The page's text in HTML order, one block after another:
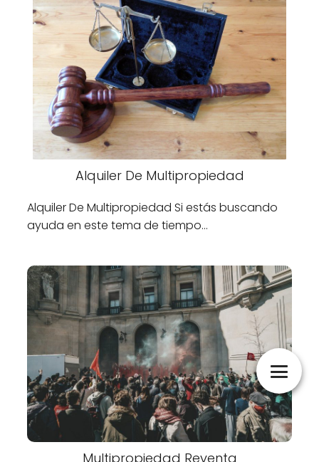
Alquiler De Multipropiedad
Alquiler De Multipropiedad Si estás buscando
ayuda en este tema de tiempo…
Multipropiedad Reventa